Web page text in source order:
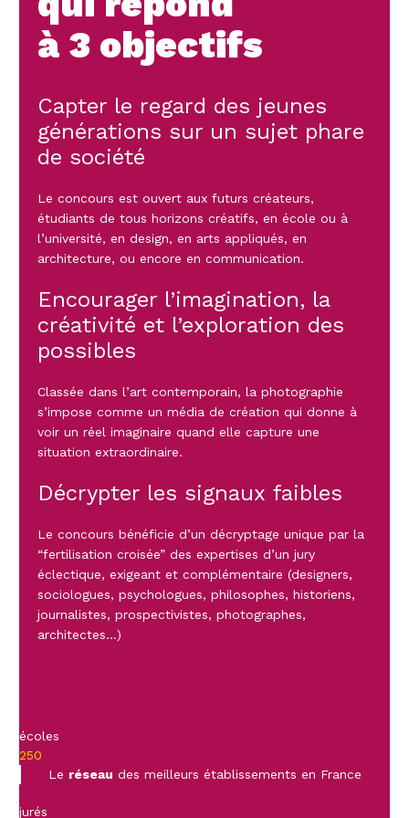
que de concevoir un monde habitable pour 10
milliards de personnes.”
à 3 objectifs
Capter le regard des jeunes
générations sur un sujet phare
de société
Le concours est ouvert aux futurs créateurs,
étudiants de tous horizons créatifs, en école ou à
l’université, en design, en arts appliqués, en
architecture, ou encore en communication.
Encourager l’imagination, la
créativité et l’exploration des
possibles
Classée dans l’art contemporain, la photographie
s’impose comme un média de création qui donne à
voir un réel imaginaire quand elle capture une
situation extraordinaire.
Décrypter les signaux faibles
Le concours bénéficie d’un décryptage unique par la
“fertilisation croisée” des expertises d’un jury
éclectique, exigeant et complémentaire (designers,
sociologues, psychologues, philosophes, historiens,
journalistes, prospectivistes, photographes,
architectes…)
écoles
250
Le réseau des meilleurs établissements en France
jurés